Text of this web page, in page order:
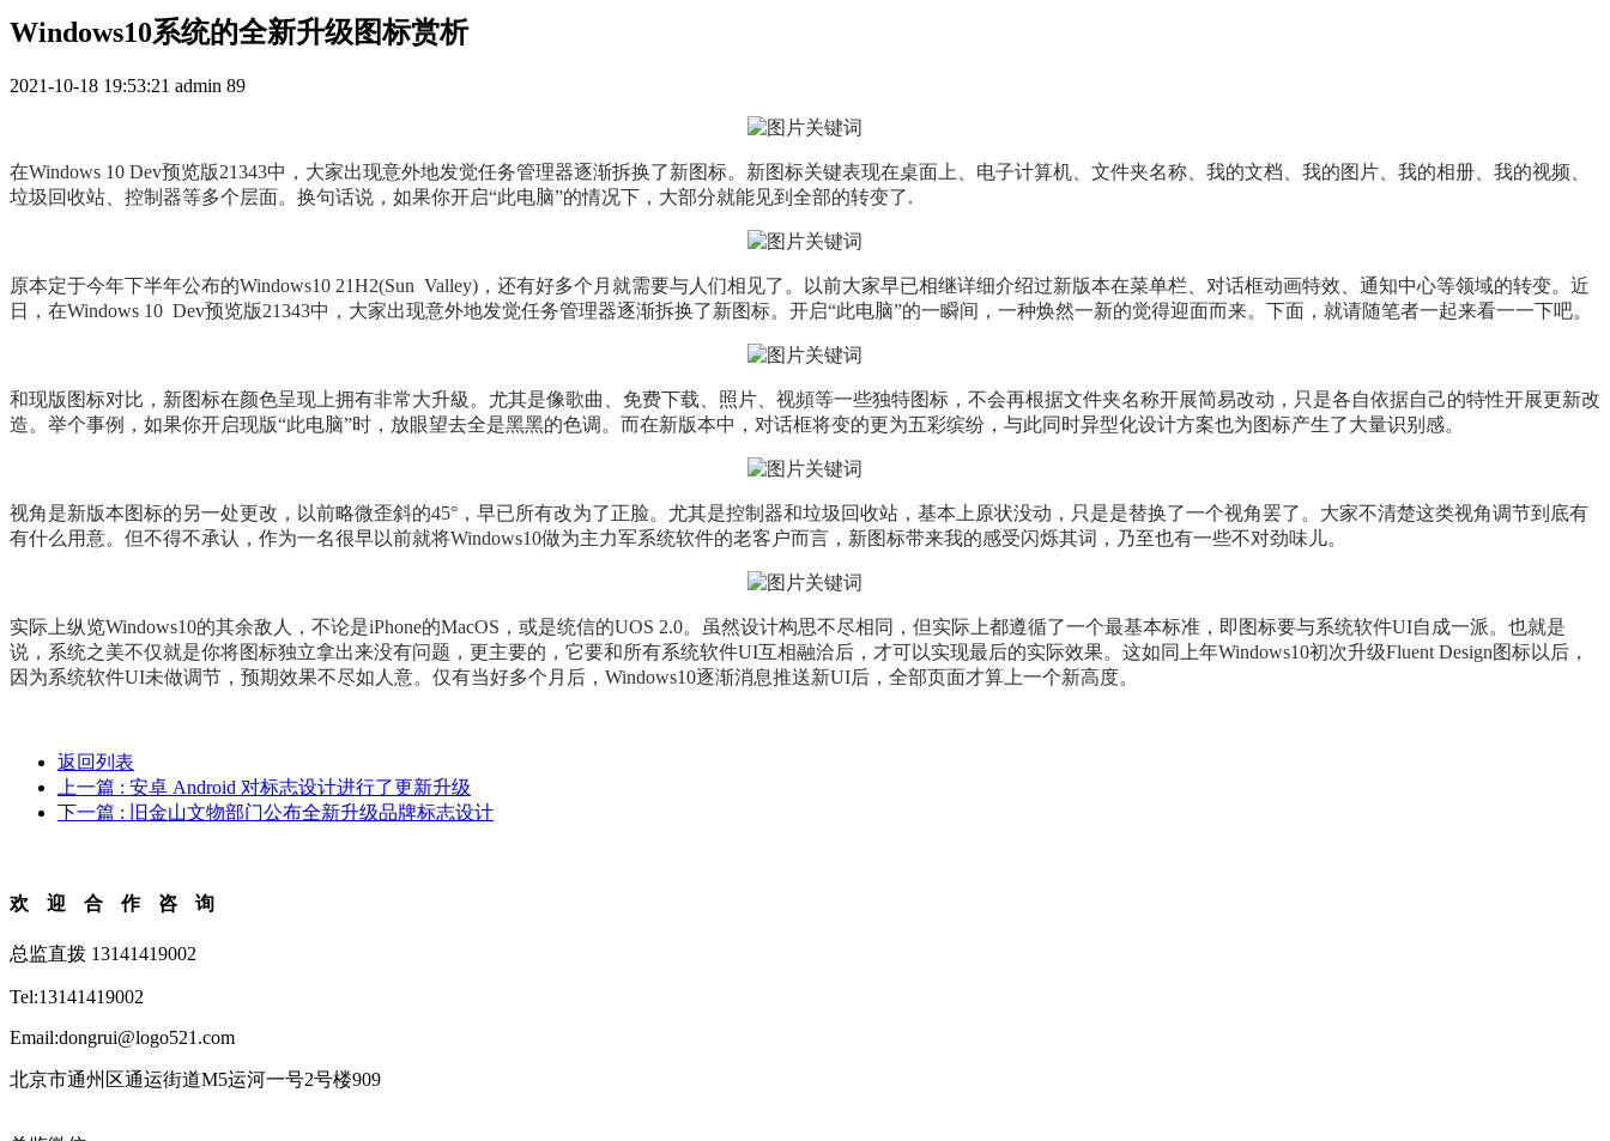
Windows10系统的全新升级图标赏析
2021-10-18 19:53:21 admin 89
在Windows 10 Dev预览版21343中，大家出现意外地发觉任务管理器逐渐拆换了新图标。新图标关键表现在桌面上、电子计算机、文件夹名称、我的文档、我的图片、我的相册、我的视频、
垃圾回收站、控制器等多个层面。换句话说，如果你开启“此电脑”的情况下，大部分就能见到全部的转变了.
原本定于今年下半年公布的Windows10 21H2(Sun Valley)，还有好多个月就需要与人们相见了。以前大家早已相继详细介绍过新版本在菜单栏、对话框动画特效、通知中心等领域的转变。近
日，在Windows 10 Dev预览版21343中，大家出现意外地发觉任务管理器逐渐拆换了新图标。开启“此电脑”的一瞬间，一种焕然一新的觉得迎面而来。下面，就请随笔者一起来看一一下吧。
和现版图标对比，新图标在颜色呈现上拥有非常大升級。尤其是像歌曲、免费下载、照片、视頻等一些独特图标，不会再根据文件夹名称开展简易改动，只是各自依据自己的特性开展更新改
造。举个事例，如果你开启现版“此电脑”时，放眼望去全是黑黑的色调。而在新版本中，对话框将变的更为五彩缤纷，与此同时异型化设计方案也为图标产生了大量识别感。
视角是新版本图标的另一处更改，以前略微歪斜的45°，早已所有改为了正脸。尤其是控制器和垃圾回收站，基本上原状没动，只是是替换了一个视角罢了。大家不清楚这类视角调节到底有
有什么用意。但不得不承认，作为一名很早以前就将Windows10做为主力军系统软件的老客户而言，新图标带来我的感受闪烁其词，乃至也有一些不对劲味儿。
实际上纵览Windows10的其余敌人，不论是iPhone的MacOS，或是统信的UOS 2.0。虽然设计构思不尽相同，但实际上都遵循了一个最基本标准，即图标要与系统软件UI自成一派。也就是
说，系统之美不仅就是你将图标独立拿出来没有问题，更主要的，它要和所有系统软件UI互相融洽后，才可以实现最后的实际效果。这如同上年Windows10初次升级Fluent Design图标以后，
因为系统软件UI未做调节，预期效果不尽如人意。仅有当好多个月后，Windows10逐渐消息推送新UI后，全部页面才算上一个新高度。
返回列表
上一篇 : 安卓 Android 对标志设计进行了更新升级
下一篇 : 旧金山文物部门公布全新升级品牌标志设计
欢迎合作咨询
总监直拨 13141419002
Tel:13141419002
Email:dongrui@logo521.com
北京市通州区通运街道M5运河一号2号楼909